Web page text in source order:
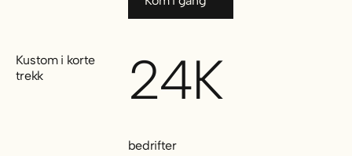
Kustom i korte
trekk
24K
bedrifter